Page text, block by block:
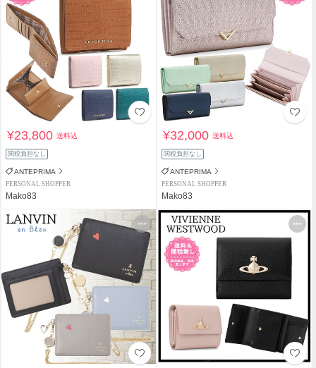
¥23,800送料込
関税負担なし
ANTEPRIMA
PERSONAL SHOPPER
Mako83
¥32,000送料込
関税負担なし
ANTEPRIMA
PERSONAL SHOPPER
Mako83